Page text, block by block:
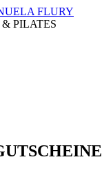
FLURY
PILATES